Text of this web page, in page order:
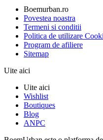
Boemurban.ro
Povestea noastra
Termeni si conditii
Politica de utilizare
Program de afiliere
Sitemap
Uite aici
Uite aici
Wishlist
Boutiques
Blog
ANPC